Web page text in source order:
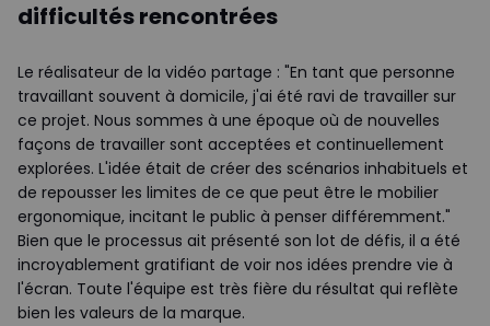
difficultés rencontrées
Le réalisateur de la vidéo partage : "En tant que personne
travaillant souvent à domicile, j'ai été ravi de travailler sur
ce projet. Nous sommes à une époque où de nouvelles
façons de travailler sont acceptées et continuellement
explorées. L'idée était de créer des scénarios inhabituels et
de repousser les limites de ce que peut être le mobilier
ergonomique, incitant le public à penser différemment."
Bien que le processus ait présenté son lot de défis, il a été
incroyablement gratifiant de voir nos idées prendre vie à
l'écran. Toute l'équipe est très fière du résultat qui reflète
bien les valeurs de la marque.